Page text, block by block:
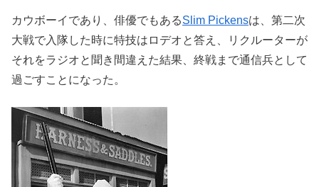
カウボーイであり、俳優でもあるSlim Pickensは、第二次
大戦で入隊した時に特技はロデオと答え、リクルーターが
それをラジオと聞き間違えた結果、終戦まで通信兵として
過ごすことになった。